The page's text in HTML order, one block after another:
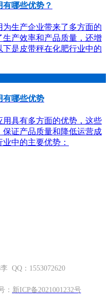
哪些优势？
生产企业带来了多方面的
产效率和产品质量，还增
是皮带秤在化肥行业中的
有哪些优势
具有多方面的优势，这些
证产品质量和降低运营成
中的主要优势：
QQ：1553072620
： 新ICP备2021001232号